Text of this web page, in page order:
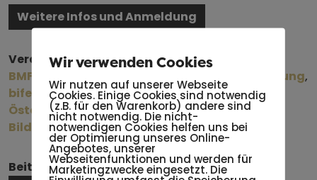
Weitere Infos und Anmeldung
Veranstalter*innen:
BMFWF – Bundesinstitut für Erwachsenenbildung,
bifeb
, Ring Österreichischer Bildungswerke,
Österreichische Gesellschaft für Politische
Bildung (ÖGPB), St. Virgil Salzburg
Beitrag teilen:
Wir verwenden Cookies
Wir nutzen auf unserer Webseite
Cookies. Einige Cookies sind notwendig
(z.B. für den Warenkorb) andere sind
nicht notwendig. Die nicht-
notwendigen Cookies helfen uns bei
der Optimierung unseres Online-
Angebotes, unserer
Webseitenfunktionen und werden für
Marketingzwecke eingesetzt. Die